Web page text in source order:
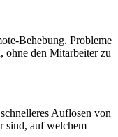
Behebung. Probleme
ohne den Mitarbeiter zu
Auflösen von
sind, auf welchem